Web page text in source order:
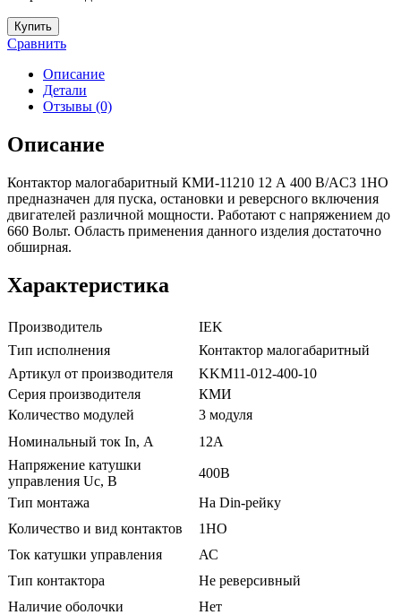
Купить
Сравнить
Описание
Детали
Отзывы (0)
Описание
Контактор малогабаритный КМИ-11210 12 А 400 В/AC3 1НО
предназначен для пуска, остановки и реверсного включения
двигателей различной мощности. Работают с напряжением до
660 Вольт. Область применения данного изделия достаточно
обширная.
Характеристика
Производитель
IEK
Тип исполнения
Контактор малогабаритный
Артикул от производителя
KKM11-012-400-10
Серия производителя
КМИ
Количество модулей
3 модуля
Номинальный ток In, А
12А
Напряжение катушки
управления Uc, В
400В
Тип монтажа
На Din-рейку
Количество и вид контактов
1НО
Ток катушки управления
АС
Тип контактора
Не реверсивный
Наличие оболочки
Нет